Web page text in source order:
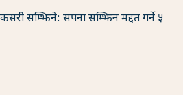
सम्झिने: सपना सम्झिन मद्दत गर्ने ५